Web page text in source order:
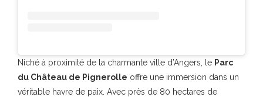
Niché à proximité de la charmante ville d’Angers, le Parc
du Château de Pignerolle offre une immersion dans un
véritable havre de paix. Avec près de 80 hectares de